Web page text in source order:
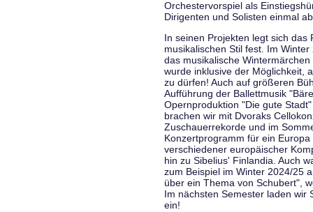
Orchestervorspiel als
Dirigenten und Solisten einmal
In seinen Projekten legt sich das
musikalischen Stil fest. Im
das musikalische
wurde inklusive der Möglichkeit,
zu dürfen! Auch auf größeren
Aufführung der Ballettmusik
Opernproduktion "Die gute
brachen wir mit Dvoraks
Zuschauerrekorde und im
Konzertprogramm für ein
verschiedener europäischer
hin zu Sibelius' Finlandia. Auch
zum Beispiel im Winter 2024/25
über ein Thema von Schubert",
Im nächsten Semester laden wir
ein!